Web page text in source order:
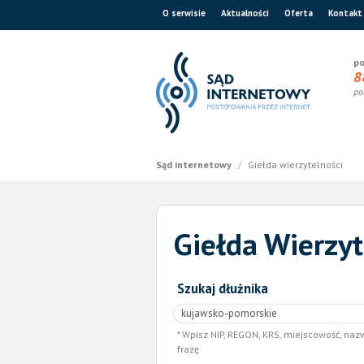
O serwisie Aktualności Oferta Kontakt
Sąd internetowy / Giełda wierzytelności
Giełda
Szukaj dłużnika
Wpisz NIP, REGON, KRS, miejscowość,
frazę